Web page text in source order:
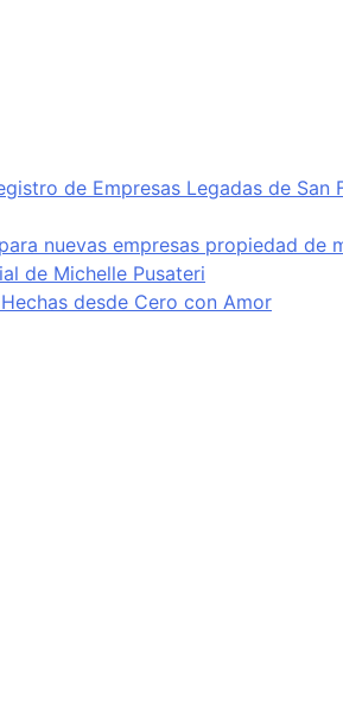
de Empresas Legadas de San
nuevas empresas propiedad de
de Michelle Pusateri
desde Cero con Amor